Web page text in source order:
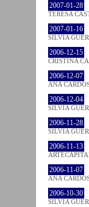
2007-01-28
TERESA
2007-01-16
SÍLVIA
2006-12-15
CRISTINA
2006-12-07
ANA
2006-12-04
SÍLVIA
2006-11-28
SÍLVIA
2006-11-13
2006-11-07
ANA
2006-10-30
SÍLVIA